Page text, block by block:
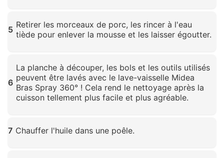
5 Retirer les morceaux de porc, les rincer à l'eau
tiède pour enlever la mousse et les laisser égoutter.
6
La planche à découper, les bols et les outils utilisés
peuvent être lavés avec le lave-vaisselle Midea
Bras Spray 360° ! Cela rend le nettoyage après la
cuisson tellement plus facile et plus agréable.
7 Chauffer l'huile dans une poêle.